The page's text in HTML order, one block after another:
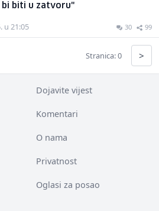
bi biti u zatvoru"
u 21:05 30 99
Stranica: 0 >
Dojavite vijest
Komentari
O nama
Privatnost
Oglasi za posao